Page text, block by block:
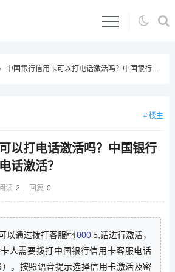
中国银行信用卡可以打电话激活吗？中国银行信用卡能否通过电话激活？
以打电话激活吗？中国银行
话激活？
读 2 回复 0
楼主
以通过拨打客服0005;话进行激活，
人需要拨打中国银行信用卡客服电话
），按照语音提示选择信用卡激活及密